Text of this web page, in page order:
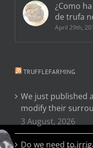
¿Como
de trufa
April 29th,
TRUFFLEFARMING
We just published
modify their
3 August, 2026
Do we need to